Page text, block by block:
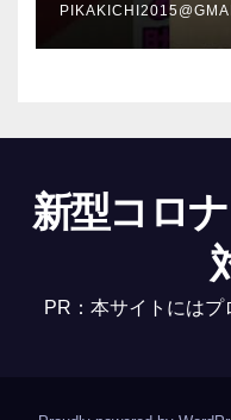
新型コロ
PR：本サイトには